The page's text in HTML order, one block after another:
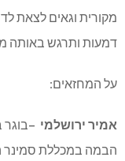
מקורית וגאים לצאת
דמעות ותרגש באותה
על המחזאים:
אמיר ירושלמי –